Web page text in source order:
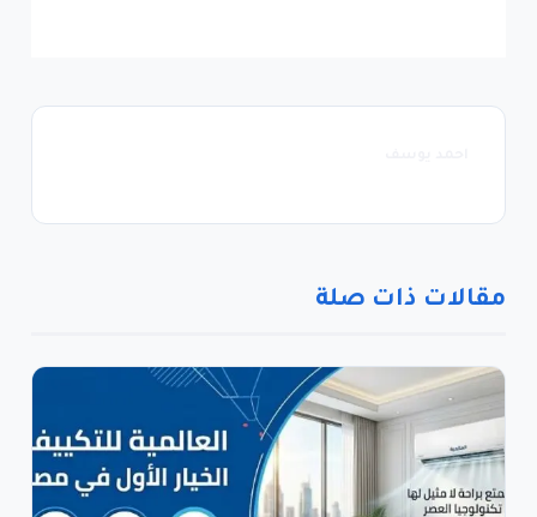
مقالات ذات صلة